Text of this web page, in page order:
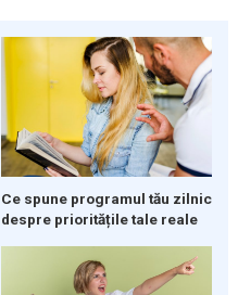
Ce spune programul tău zilnic
despre prioritățile tale reale